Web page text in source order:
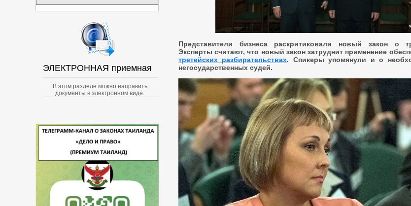
ЭЛЕКТРОННАЯ приемная
В этом разделе можно направить
документы в электронном виде.
Представители бизнеса раскритиковали новый закон о
Эксперты считают, что новый закон затруднит применение
третейских разбирательствах. Спикеры упомянули и о
негосударственных судей.